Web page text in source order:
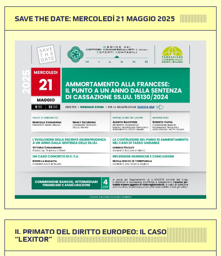
SAVE THE DATE: MERCOLEDÌ 21 MAGGIO 2025
IL PRIMATO DEL DIRITTO EUROPEO: IL CASO
“LEXITOR”